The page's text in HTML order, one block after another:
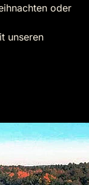
oder
unseren